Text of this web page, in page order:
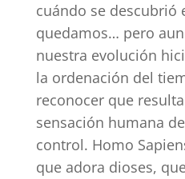
cuándo se descubrió
quedamos… pero
nuestra evolución
la ordenación del
reconocer que
sensación humana
control. Homo
que adora dioses,